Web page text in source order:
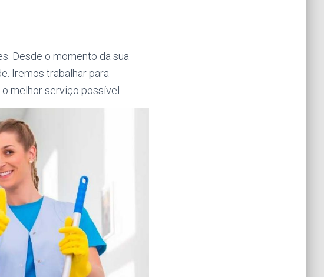
Desde o momento da sua
Iremos trabalhar para
melhor serviço possível.